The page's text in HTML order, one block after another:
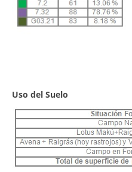
Uso del Suelo